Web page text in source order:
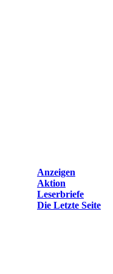
Anzeigen
Aktion
Leserbriefe
Die Letzte Seite